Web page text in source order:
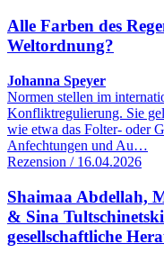
Alle Farben des
Weltordnung?
Johanna Speyer
Normen stellen im
Konfliktregulierung. Sie
wie etwa das Folter- oder
Anfechtungen und Au…
Rezension / 16.04.2026
Shaimaa Abdellah,
& Sina
gesellschaftliche